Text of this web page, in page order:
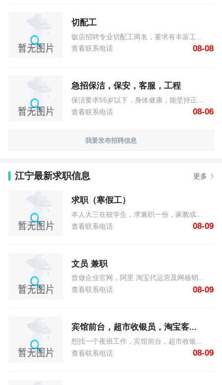
切配工
饭店招聘专业切配工两名，要求有丰富工...
查看联系电话
08-08
急招保洁，保安，客服，工程
保洁要求55岁以下，身体健康，能坚持正...
查看联系电话
08-06
我要发布招聘信息
江宁最新求职信息 更多
求职（寒假工）
本人大三在校学生，求兼职一份，家教或...
查看联系电话
08-09
文员 兼职
曾做企业官网，阿里 淘宝代运营及网格销...
查看联系电话
08-09
宾馆前台，超市收银员，淘宝客...
想找一个夜班工作，宾馆前台，超市收银...
查看联系电话
08-09